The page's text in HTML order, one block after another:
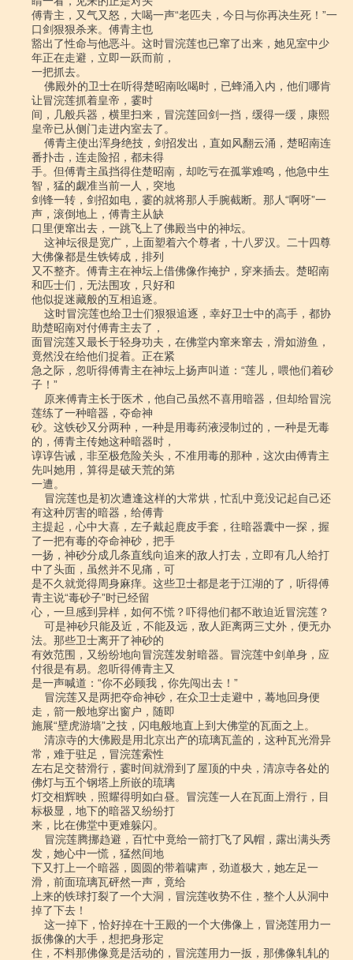
傅青主，又气又怒，大喝一声“老匹夫，今日与你再决生死！”一
口剑狠狠杀来。傅青主也
豁出了性命与他恶斗。这时冒浣莲也已窜了出来，她见室中少
年正在走避，立即一跃而前，
一把抓去。
让冒浣莲抓着皇帝，霎时
间，几般兵器，横里扫来，冒浣莲回剑一挡，缓得一缓，康熙
皇帝已从侧门走进内室去了。
番扑击，连走险招，都未得
手。但傅青主虽挡得住楚昭南，却吃亏在孤掌难鸣，他急中生
智，猛的觑准当前一人，突地
剑锋一转，剑招如电，霎的就将那人手腕截断。那人“啊呀”一
声，滚倒地上，傅青主从缺
口里便窜出去，一跳飞上了佛殿当中的神坛。
大佛像都是生铁铸成，排列
又不整齐。傅青主在神坛上借佛像作掩护，穿来插去。楚昭南
和匹士们，无法围攻，只好和
他似捉迷藏般的互相追逐。
助楚昭南对付傅青主去了，
面冒浣莲又最长于轻身功夫，在佛堂内窜来窜去，滑如游鱼，
竟然没在给他们捉着。正在紧
急之际，忽听得傅青主在神坛上扬声叫道：“莲儿，喂他们着砂
子！”
莲练了一种暗器，夺命神
砂。这铁砂又分两种，一种是用毒药液浸制过的，一种是无毒
的，傅青主传她这种暗器时，
谆谆告诫，非至极危险关头，不准用毒的那种，这次由傅青主
先叫她用，算得是破天荒的第
一遭。
有这种厉害的暗器，给傅青
主提起，心中大喜，左子戴起鹿皮手套，往暗器囊中一探，握
了一把有毒的夺命神砂，把手
一扬，神砂分成几条直线向追来的敌人打去，立即有几人给打
中了头面，虽然并不见痛，可
是不久就觉得周身麻痒。这些卫士都是老于江湖的了，听得傅
青主说“毒砂子”时已经留
心，一旦感到异样，如何不慌？吓得他们都不敢迫近冒浣莲？
法。那些卫士离开了神砂的
有效范围，又纷纷地向冒浣莲发射暗器。冒浣莲中剑单身，应
付很是有易。忽听得傅青主又
是一声喊道：“你不必顾我，你先闯出去！”
走，箭一般地穿出窗户，随即
施展“壁虎游墙”之技，闪电般地直上到大佛堂的瓦面之上。
常，难于驻足，冒浣莲索性
左右足交替滑行，霎时间就滑到了屋顶的中央，清凉寺各处的
佛灯与五个钢塔上所嵌的琉璃
灯交相辉映，照耀得明如白昼。冒浣莲一人在瓦面上滑行，目
标极显，地下的暗器又纷纷打
来，比在佛堂中更难躲闪。
发，她心中一慌，猛然间地
下又打上一个暗器，圆圆的带着啸声，劲道极大，她左足一
滑，前面琉璃瓦砰然一声，竟给
上来的铁球打裂了一个大洞，冒浣莲收势不住，整个人从洞中
掉了下去！
扳佛像的大手，想把身形定
住，不料那佛像竟是活动的，冒浣莲用力一扳，那佛像轧轧的